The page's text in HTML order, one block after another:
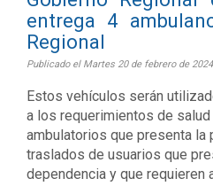
entrega 4
Regional
Publicado el Martes 20 de febrero de
Estos vehículos serán
a los requerimientos de
ambulatorios que presenta la
traslados de usuarios que
dependencia y que requieren